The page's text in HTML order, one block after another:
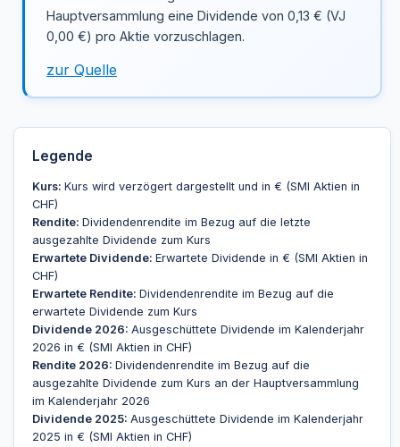
Hauptversammlung eine Dividende von 0,13 € (VJ
0,00 €) pro Aktie vorzuschlagen.
zur Quelle
Legende
Kurs: Kurs wird verzögert dargestellt und in € (SMI Aktien in
CHF)
Rendite: Dividendenrendite im Bezug auf die letzte
ausgezahlte Dividende zum Kurs
Erwartete Dividende: Erwartete Dividende in € (SMI Aktien in
CHF)
Erwartete Rendite: Dividendenrendite im Bezug auf die
erwartete Dividende zum Kurs
Dividende 2026: Ausgeschüttete Dividende im Kalenderjahr
2026 in € (SMI Aktien in CHF)
Rendite 2026: Dividendenrendite im Bezug auf die
ausgezahlte Dividende zum Kurs an der Hauptversammlung
im Kalenderjahr 2026
Dividende 2025: Ausgeschüttete Dividende im Kalenderjahr
2025 in € (SMI Aktien in CHF)